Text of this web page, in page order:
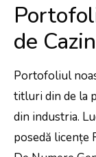
de
Portofoliul
titluri din de la
din industria.
posedă licențe